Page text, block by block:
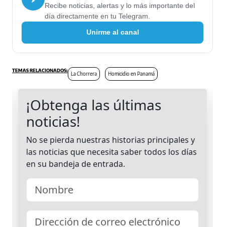
Recibe noticias, alertas y lo más importante del
día directamente en tu Telegram.
Unirme al canal
La Chorrera Homicidio en Panamá